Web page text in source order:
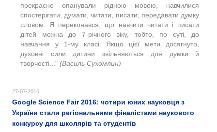
прекрасно опанували рідною мовою, навчилися
спостерігати, думати, читати, писати, передавати думку
словом. Я переконався, що навчити читати і писати
дітей можна до 7-річного віку, тобто, по суті, до
навчання у 1-му класі. Якщо цієї мети досягнуто,
духовні сили дитини звільняються для думки й
творчості..." (Василь Сухомлин)
27-07-2016
Google Science Fair 2016: чотири юних науковця з
України стали регіональними фіналістами наукового
конкурсу для школярів та студентів